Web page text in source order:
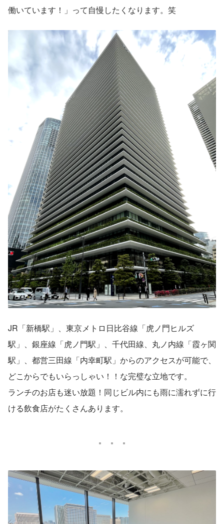
働いています！」って自慢したくなります。笑
JR「新橋駅」、東京メトロ日比谷線「虎ノ門ヒルズ
駅」、銀座線「虎ノ門駅」、千代田線、丸ノ内線「霞ヶ関
駅」、都営三田線「内幸町駅」からのアクセスが可能で、
どこからでもいらっしゃい！！な完璧な立地です。
ランチのお店も迷い放題！同じビル内にも雨に濡れずに行
ける飲食店がたくさんあります。